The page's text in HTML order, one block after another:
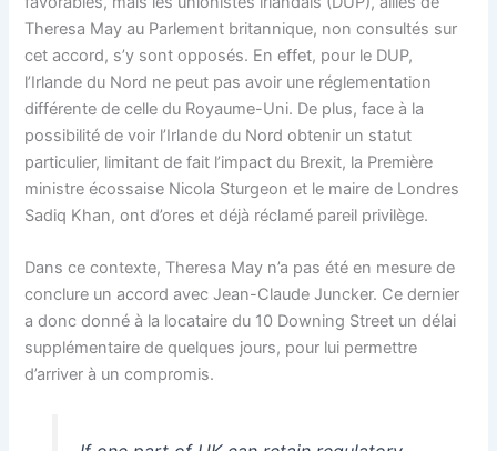
Theresa May au Parlement britannique, non consultés sur
cet accord, s’y sont opposés. En effet, pour le DUP,
l’Irlande du Nord ne peut pas avoir une réglementation
différente de celle du Royaume-Uni. De plus, face à la
possibilité de voir l’Irlande du Nord obtenir un statut
particulier, limitant de fait l’impact du Brexit, la Première
ministre écossaise Nicola Sturgeon et le maire de Londres
Sadiq Khan, ont d’ores et déjà réclamé pareil privilège.
Dans ce contexte, Theresa May n’a pas été en mesure de
conclure un accord avec Jean-Claude Juncker. Ce dernier
a donc donné à la locataire du 10 Downing Street un délai
supplémentaire de quelques jours, pour lui permettre
d’arriver à un compromis.